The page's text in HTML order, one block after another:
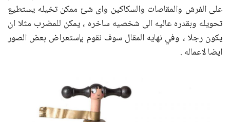
على الفرش والمقاصات والسكاكين واى شئ ممكن تخيله يستطيع
تحويله وبقدره عاليه الى شخصيه ساخره ، يمكن للمضرب مثلا ان
يكون رجلا ، وفي نهايه المقال سوف نقوم بإستعراض بعض الصور
ايضا لاعماله .